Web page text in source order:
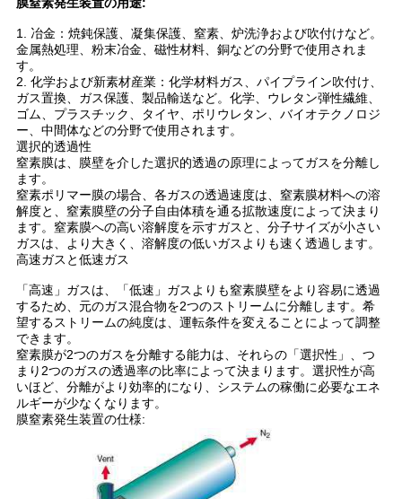
を
求
め
て
く
だ
さ
い
NEWS
地
図
膜窒素発生装置の用途:
1. 冶金：焼鈍保護、凝集保護、窒素、炉洗浄および吹付けなど。
金属熱処理、粉末冶金、磁性材料、銅などの分野で使用されま
す。
2. 化学および新素材産業：化学材料ガス、パイプライン吹付け、
ガス置換、ガス保護、製品輸送など。化学、ウレタン弾性繊維、
ゴム、プラスチック、タイヤ、ポリウレタン、バイオテクノロジ
ー、中間体などの分野で使用されます。
選択的透過性
窒素膜は、膜壁を介した選択的透過の原理によってガスを分離し
ます。
窒素ポリマー膜の場合、各ガスの透過速度は、窒素膜材料への溶
解度と、窒素膜壁の分子自由体積を通る拡散速度によって決まり
ます。窒素膜への高い溶解度を示すガスと、分子サイズが小さい
ガスは、より大きく、溶解度の低いガスよりも速く透過します。
高速ガスと低速ガス
「高速」ガスは、「低速」ガスよりも窒素膜壁をより容易に透過
するため、元のガス混合物を2つのストリームに分離します。希
望するストリームの純度は、運転条件を変えることによって調整
できます。
窒素膜が2つのガスを分離する能力は、それらの「選択性」、つ
まり2つのガスの透過率の比率によって決まります。選択性が高
いほど、分離がより効率的になり、システムの稼働に必要なエネ
ルギーが少なくなります。
膜窒素発生装置の仕様: